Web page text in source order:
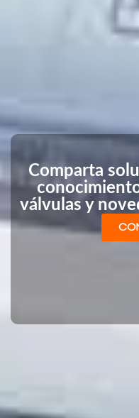
Comparta
válvulas y